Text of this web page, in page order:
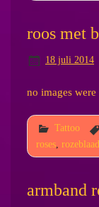
roos met
18 juli 2014
no images
Tattoo
roses,
armband